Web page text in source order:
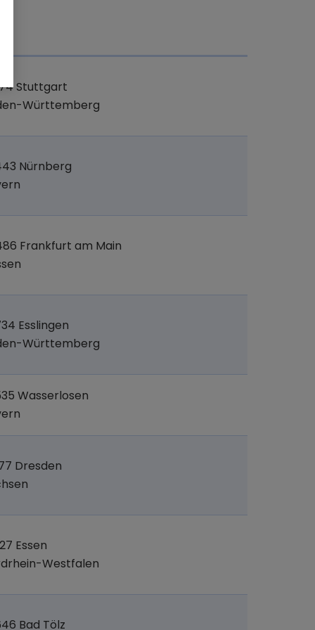
Stuttgart
Württemberg
Nürnberg
Frankfurt am Main
Esslingen
Württemberg
Wasserlosen
Dresden
Essen
Westfalen
Bad Tölz